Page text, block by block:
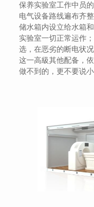
保养实验室工作中员
电气设备路线遍布齐
储水箱内设立给水箱
实验室一切正常运作
选，在恶劣的断电状
这一高級其他配备，
做不到的，更不要说